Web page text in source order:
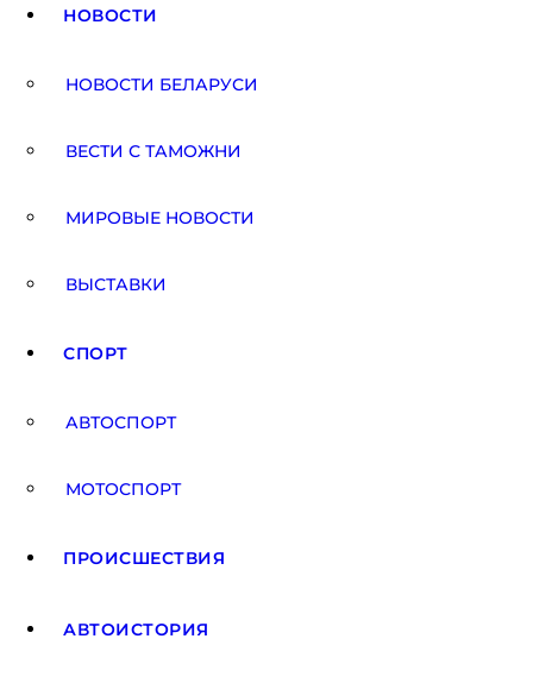
НОВОСТИ
НОВОСТИ БЕЛАРУСИ
ВЕСТИ С ТАМОЖНИ
МИРОВЫЕ НОВОСТИ
ВЫСТАВКИ
СПОРТ
АВТОСПОРТ
МОТОСПОРТ
ПРОИСШЕСТВИЯ
АВТОИСТОРИЯ